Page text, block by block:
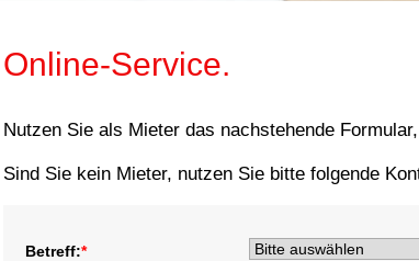
Online-Service.
Nutzen Sie als Mieter das nachstehende
Sind Sie kein Mieter, nutzen Sie bitte folgende
Betreff:*